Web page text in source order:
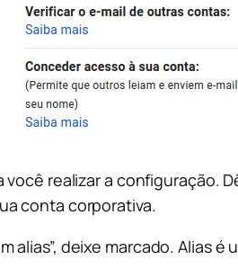
você realizar a
conta corporativa.
alias”, deixe marcado.